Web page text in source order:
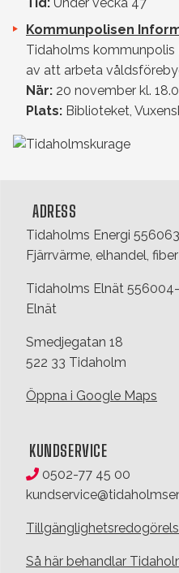
Kommunpolisen
Tidaholms kommunpolis
av att arbeta
När: 20 november kl.
Plats: Biblioteket,
ADRESS
Tidaholms Energi
Fjärrvärme, elhandel, fiber
Tidaholms Elnät
Elnät
Smedjegatan 18
522 33 Tidaholm
Öppna i Google Maps
KUNDSERVICE
0502-77 45 00
Så här behandlar